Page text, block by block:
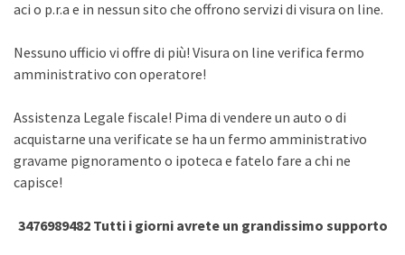
aci o p.r.a e in nessun sito che offrono servizi di visura on line.
Nessuno ufficio vi offre di più! Visura on line verifica fermo
amministrativo con operatore!
Assistenza Legale fiscale! Pima di vendere un auto o di
acquistarne una verificate se ha un fermo amministrativo
gravame pignoramento o ipoteca e fatelo fare a chi ne
capisce!
3476989482 Tutti i giorni avrete un grandissimo supporto